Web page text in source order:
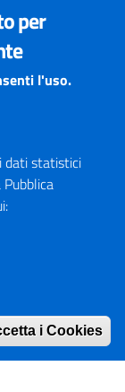
per
L'uso di
visualizzazione
per
l'uso.
dati statistici
i Cookies